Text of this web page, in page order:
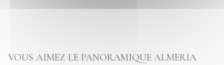
VOUS AIMEZ LE PANORAMIQUE ALMERIA